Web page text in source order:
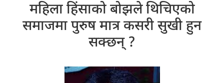
महिला हिंसाको बोझले थिचिएको
समाजमा पुरुष मात्र कसरी सुखी हुन
सक्छन् ?